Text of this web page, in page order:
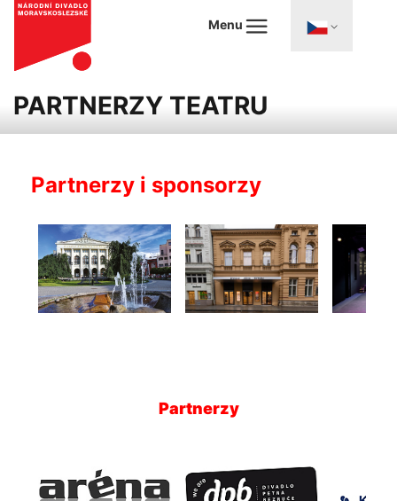
Menu
PARTNERZY TEATRU
Partnerzy i sponsorzy
Partnerzy